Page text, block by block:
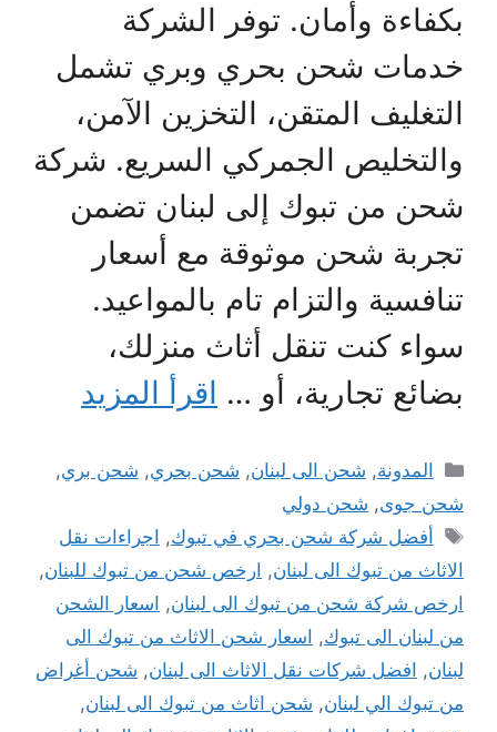
بكفاءة وأمان. توفر الشركة
خدمات شحن بحري وبري تشمل
التغليف المتقن، التخزين الآمن،
والتخليص الجمركي السريع. شركة
شحن من تبوك إلى لبنان تضمن
تجربة شحن موثوقة مع أسعار
تنافسية والتزام تام بالمواعيد.
سواء كنت تنقل أثاث منزلك،
بضائع تجارية، أو … اقرأ المزيد
التصنيفات
المدونة, شحن الى لبنان, شحن بحري, شحن بري,
شحن جوى, شحن دولي
الوسوم
أفضل شركة شحن بحري في تبوك, اجراءات نقل
الاثاث من تبوك الى لبنان, ارخص شحن من تبوك للبنان,
ارخص شركة شحن من تبوك الى لبنان, اسعار الشحن
من لبنان الى تبوك, اسعار شحن الاثاث من تبوك الى
لبنان, افضل شركات نقل الاثاث الى لبنان, شحن أغراض
من تبوك الي لبنان, شحن اثاث من تبوك الى لبنان,